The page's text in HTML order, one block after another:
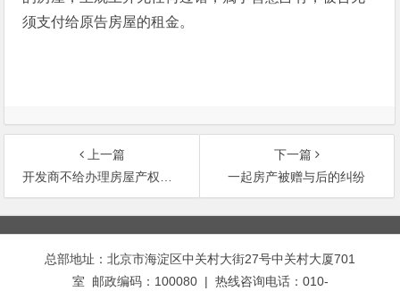
须支付给原告房屋的租金。
上一篇
开发商不给办理房屋产权证怎么办
下一篇
一起房产被赠与后的纠纷
文
章
总部地址：北京市海淀区中关村大街27号中关村大厦701
室 邮政编码：100080 | 热线咨询电话：010-